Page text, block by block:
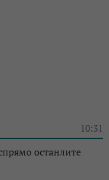
10:31
останлите